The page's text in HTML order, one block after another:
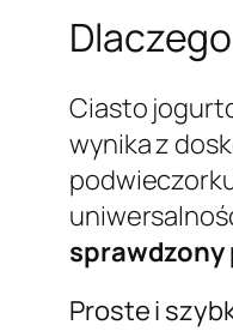
Ciasto
wynika z
Proste i